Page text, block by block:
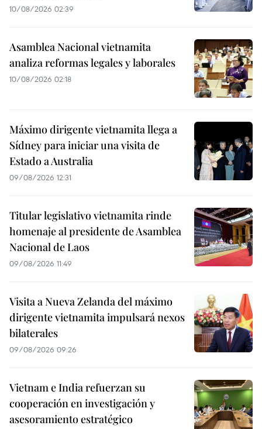
10/08/2026 02:39
Asamblea Nacional vietnamita
analiza reformas legales y laborales
10/08/2026 02:18
Máximo dirigente vietnamita llega a
Sídney para iniciar una visita de
Estado a Australia
09/08/2026 12:31
Titular legislativo vietnamita rinde
homenaje al presidente de Asamblea
Nacional de Laos
09/08/2026 11:49
Visita a Nueva Zelanda del máximo
dirigente vietnamita impulsará nexos
bilaterales
09/08/2026 09:26
Vietnam e India refuerzan su
cooperación en investigación y
asesoramiento estratégico